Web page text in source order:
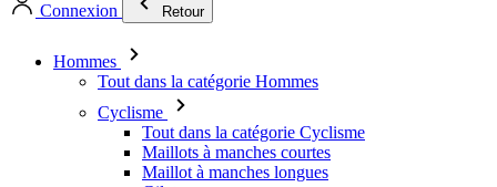
Connexion Retour
Hommes
Tout dans la catégorie Hommes
Cyclisme
Tout dans la catégorie Cyclisme
Maillots à manches courtes
Maillot à manches longues